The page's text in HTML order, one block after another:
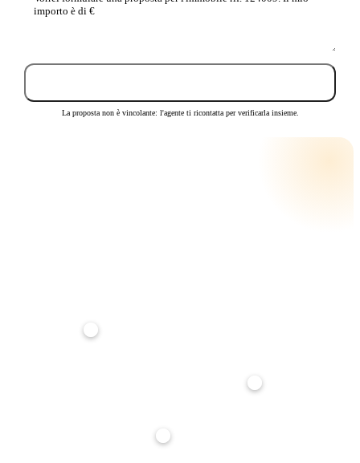
tua
La proposta non è vincolante: l'agente ti ricontatta per verificarla insieme.